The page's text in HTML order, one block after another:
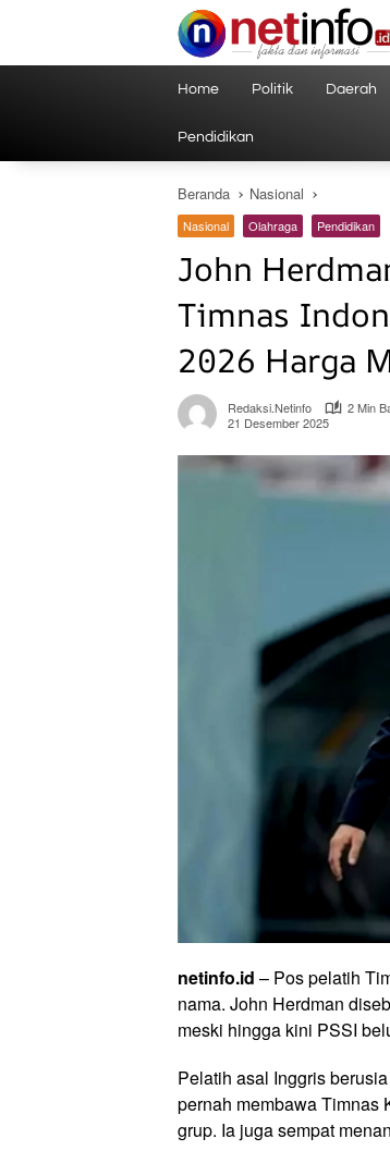
Home Politik Daerah
Pendidikan
Beranda Nasional
Nasional Olahraga Pendidikan
John
Timnas
2026 Harga
Redaksi.netinfo
2 Min
21 Desember 2025
netinfo.id – Pos pelatih
nama. John Herdman
meski hingga kini PSSI
Pelatih asal Inggris
pernah membawa Timnas
grup. Ia juga sempat